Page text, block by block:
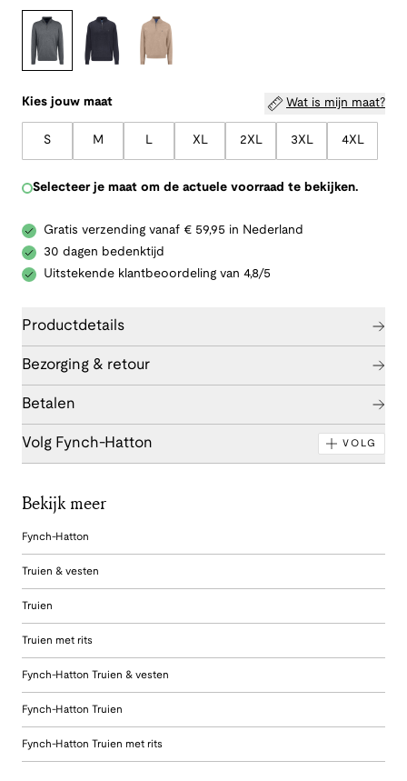
Kies jouw maat Wat is mijn maat?
S M L XL 2XL 3XL 4XL
Selecteer je maat om de actuele voorraad te bekijken.
Gratis verzending vanaf € 59,95 in Nederland
30 dagen bedenktijd
Uitstekende klantbeoordeling van 4,8/5
Productdetails
Bezorging & retour
Betalen
Volg Fynch-Hatton VOLG
Bekijk meer
Fynch-Hatton
Truien & vesten
Truien
Truien met rits
Fynch-Hatton Truien & vesten
Fynch-Hatton Truien
Fynch-Hatton Truien met rits